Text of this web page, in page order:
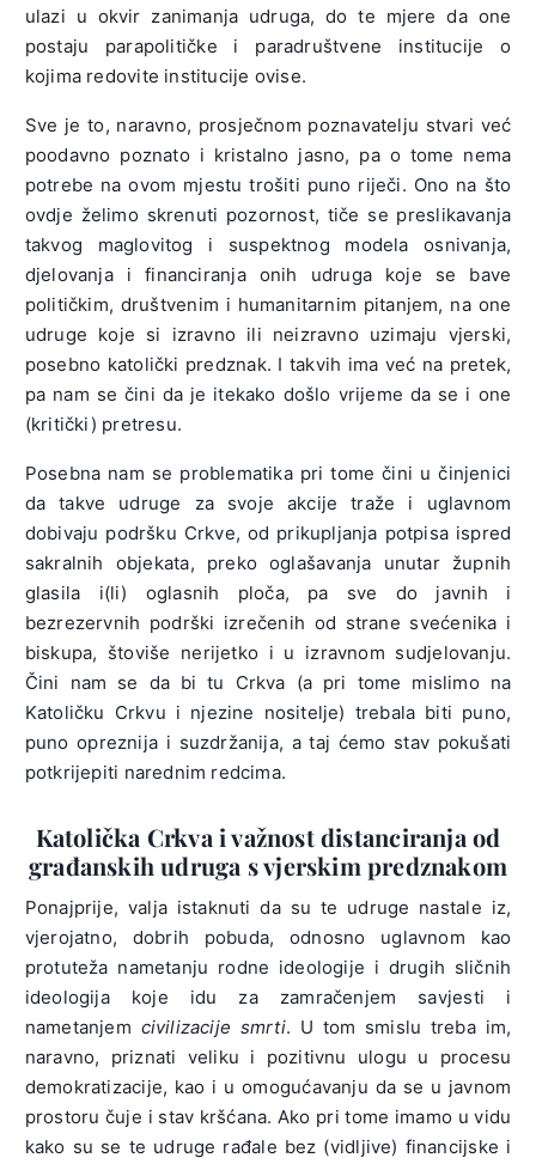
ulazi u okvir zanimanja udruga, do te mjere da one
postaju parapolitičke i paradruštvene institucije o
kojima redovite institucije ovise.
Sve je to, naravno, prosječnom poznavatelju stvari već
poodavno poznato i kristalno jasno, pa o tome nema
potrebe na ovom mjestu trošiti puno riječi. Ono na što
ovdje želimo skrenuti pozornost, tiče se preslikavanja
takvog maglovitog i suspektnog modela osnivanja,
djelovanja i financiranja onih udruga koje se bave
političkim, društvenim i humanitarnim pitanjem, na one
udruge koje si izravno ili neizravno uzimaju vjerski,
posebno katolički predznak. I takvih ima već na pretek,
pa nam se čini da je itekako došlo vrijeme da se i one
(kritički) pretresu.
Posebna nam se problematika pri tome čini u činjenici
da takve udruge za svoje akcije traže i uglavnom
dobivaju podršku Crkve, od prikupljanja potpisa ispred
sakralnih objekata, preko oglašavanja unutar župnih
glasila i(li) oglasnih ploča, pa sve do javnih i
bezrezervnih podrški izrečenih od strane svećenika i
biskupa, štoviše nerijetko i u izravnom sudjelovanju.
Čini nam se da bi tu Crkva (a pri tome mislimo na
Katoličku Crkvu i njezine nositelje) trebala biti puno,
puno opreznija i suzdržanija, a taj ćemo stav pokušati
potkrijepiti narednim redcima.
Katolička Crkva i važnost distanciranja od
građanskih udruga s vjerskim predznakom
Ponajprije, valja istaknuti da su te udruge nastale iz,
vjerojatno, dobrih pobuda, odnosno uglavnom kao
protuteža nametanju rodne ideologije i drugih sličnih
ideologija koje idu za zamračenjem savjesti i
nametanjem civilizacije smrti. U tom smislu treba im,
naravno, priznati veliku i pozitivnu ulogu u procesu
demokratizacije, kao i u omogućavanju da se u javnom
prostoru čuje i stav kršćana. Ako pri tome imamo u vidu
kako su se te udruge rađale bez (vidljive) financijske i